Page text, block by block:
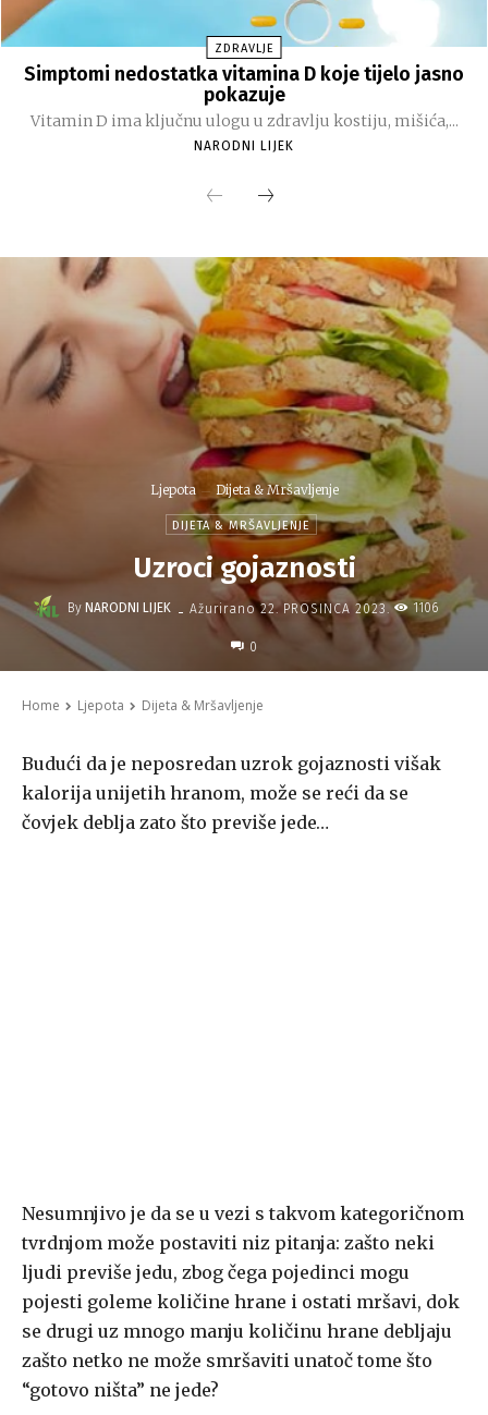
ZDRAVLJE
Simptomi nedostatka vitamina D koje tijelo jasno
pokazuje
Vitamin D ima ključnu ulogu u zdravlju kostiju, mišića,...
NARODNI LIJEK